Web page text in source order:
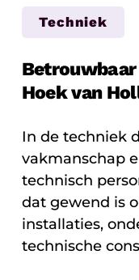
Techniek
Hoek van
In de techniek
vakmanschap
technisch
dat gewend is
installaties,
technische